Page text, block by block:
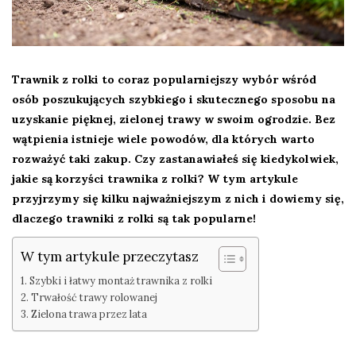
Trawnik z rolki to coraz popularniejszy wybór wśród
osób poszukujących szybkiego i skutecznego sposobu na
uzyskanie pięknej, zielonej trawy w swoim ogrodzie. Bez
wątpienia istnieje wiele powodów, dla których warto
rozważyć taki zakup. Czy zastanawiałeś się kiedykolwiek,
jakie są korzyści trawnika z rolki? W tym artykule
przyjrzymy się kilku najważniejszym z nich i dowiemy się,
dlaczego trawniki z rolki są tak popularne!
W tym artykule przeczytasz
Szybki i łatwy montaż trawnika z rolki
Trwałość trawy rolowanej
Zielona trawa przez lata